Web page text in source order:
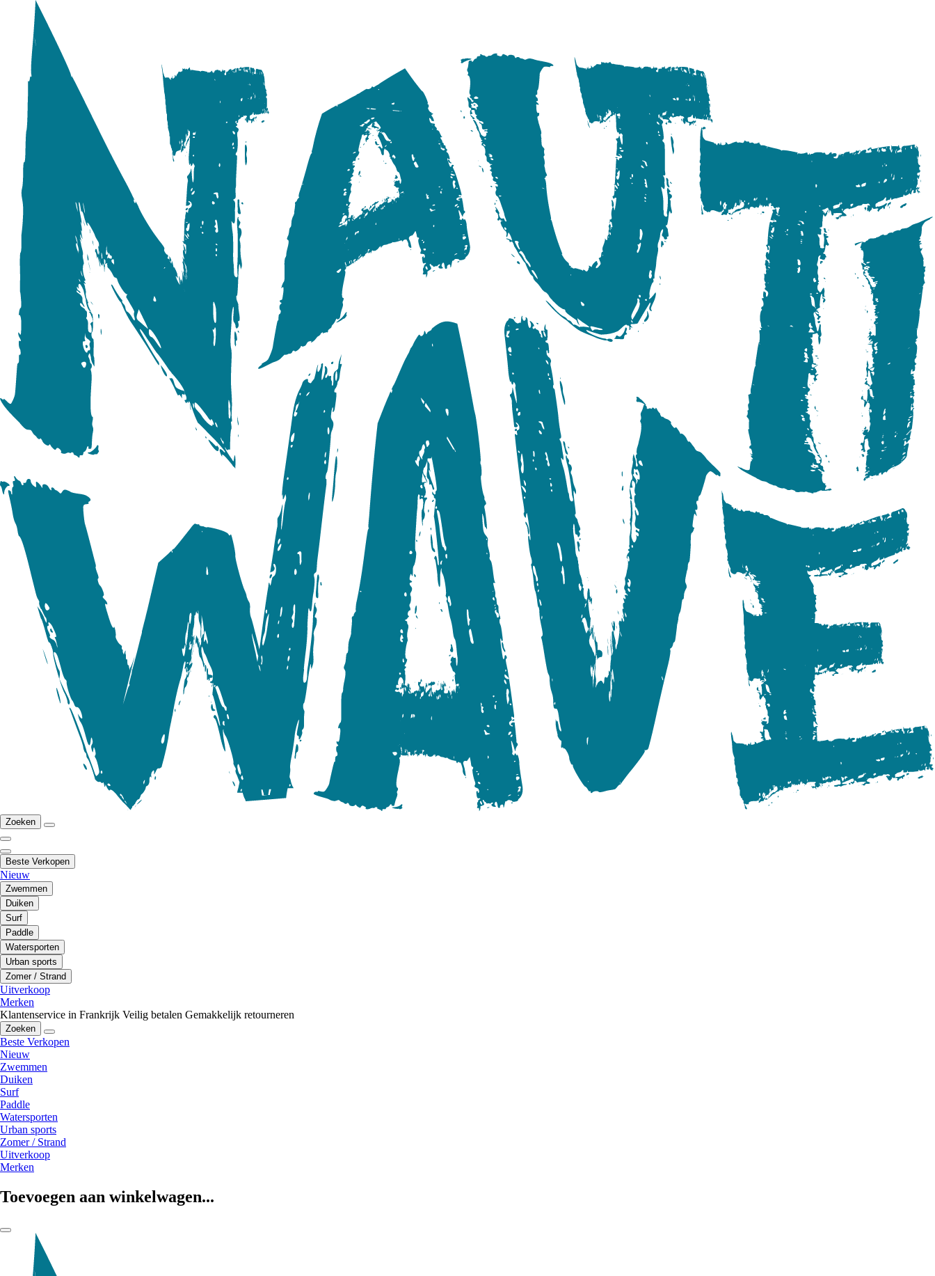
Zoeken
Beste Verkopen
Nieuw
Zwemmen
Duiken
Surf
Paddle
Watersporten
Urban sports
Zomer / Strand
Uitverkoop
Merken
Klantenservice in Frankrijk Veilig betalen Gemakkelijk retourneren
Zoeken
Beste Verkopen
Nieuw
Zwemmen
Duiken
Surf
Paddle
Watersporten
Urban sports
Zomer / Strand
Uitverkoop
Merken
Toevoegen aan winkelwagen...